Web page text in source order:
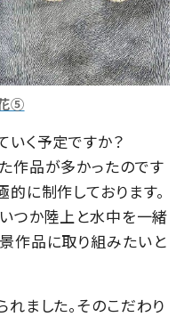
⑤
く予定ですか？
作品が多かったのです
に制作しております。
つか陸上と水中を一緒
作品に取り組みたいと
ました。そのこだわり